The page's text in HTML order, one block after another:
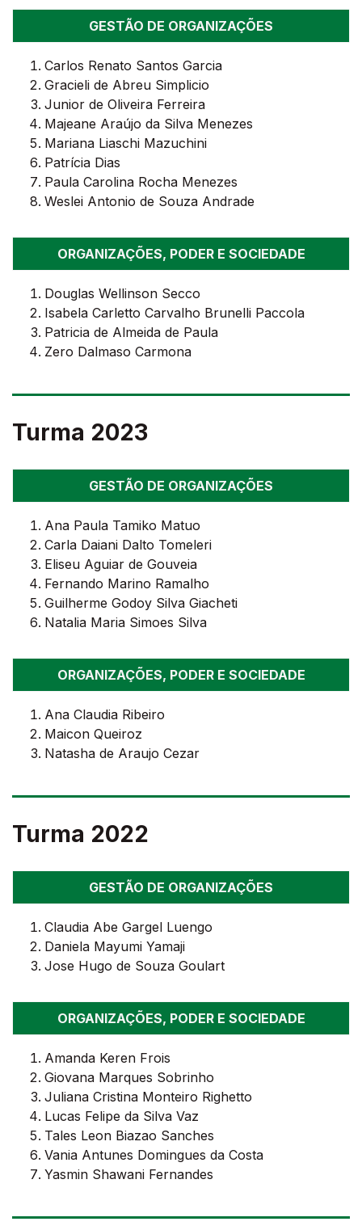
GESTÃO DE ORGANIZAÇÕES
Carlos Renato Santos Garcia
Gracieli de Abreu Simplicio
Junior de Oliveira Ferreira
Majeane Araújo da Silva Menezes
Mariana Liaschi Mazuchini
Patrícia Dias
Paula Carolina Rocha Menezes
Weslei Antonio de Souza Andrade
ORGANIZAÇÕES, PODER E SOCIEDADE
Douglas Wellinson Secco
Isabela Carletto Carvalho Brunelli Paccola
Patricia de Almeida de Paula
Zero Dalmaso Carmona
Turma 2023
GESTÃO DE ORGANIZAÇÕES
Ana Paula Tamiko Matuo
Carla Daiani Dalto Tomeleri
Eliseu Aguiar de Gouveia
Fernando Marino Ramalho
Guilherme Godoy Silva Giacheti
Natalia Maria Simoes Silva
ORGANIZAÇÕES, PODER E SOCIEDADE
Ana Claudia Ribeiro
Maicon Queiroz
Natasha de Araujo Cezar
Turma 2022
GESTÃO DE ORGANIZAÇÕES
Claudia Abe Gargel Luengo
Daniela Mayumi Yamaji
Jose Hugo de Souza Goulart
ORGANIZAÇÕES, PODER E SOCIEDADE
Amanda Keren Frois
Giovana Marques Sobrinho
Juliana Cristina Monteiro Righetto
Lucas Felipe da Silva Vaz
Tales Leon Biazao Sanches
Vania Antunes Domingues da Costa
Yasmin Shawani Fernandes